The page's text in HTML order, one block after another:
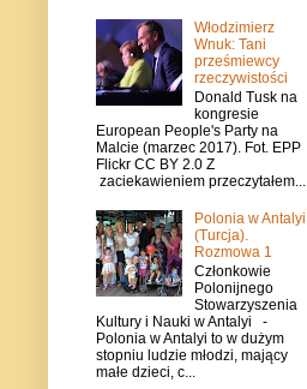
Włodzimierz
Wnuk: Tani
prześmiewcy
rzeczywistości
Donald Tusk na
kongresie
European People's Party na
Malcie (marzec 2017). Fot. EPP
Flickr CC BY 2.0 Z
zaciekawieniem przeczytałem...
Polonia w Antalyi
(Turcja).
Rozmowa 1
Członkowie
Polonijnego
Stowarzyszenia
Kultury i Nauki w Antalyi -
Polonia w Antalyi to w dużym
stopniu ludzie młodzi, mający
małe dzieci, c...